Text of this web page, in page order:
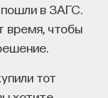
в ЗАГС.
время, чтобы
тот